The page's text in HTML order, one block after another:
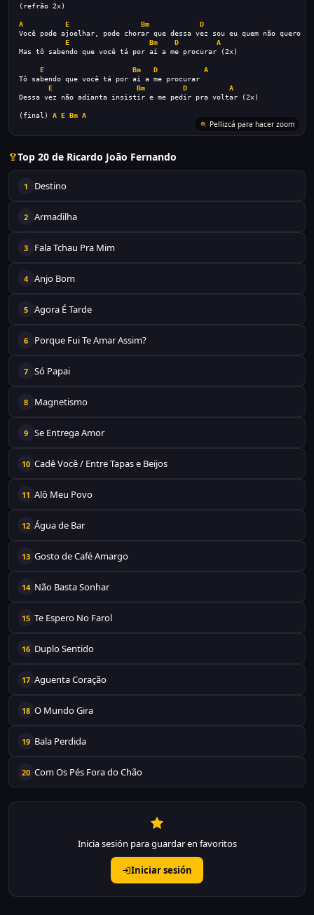
(refrão 2x)
A E Bm
D
Você pode ajoelhar, pode chorar que dessa vez sou eu quem não quero
E
Bm D
A
Mas tô sabendo que você tá por aí a me procurar (2x)
E Bm D
A
Tô sabendo que você tá por aí a me procurar
E
Bm D
A
Dessa vez não adianta insistir e me pedir pra voltar (2x)
(final) A E Bm A
Pellizcá para hacer zoom
Top 20 de Ricardo João Fernando
1 Destino
2 Armadilha
3 Fala Tchau Pra Mim
4 Anjo Bom
5 Agora É Tarde
6 Porque Fui Te Amar Assim?
7 Só Papai
8 Magnetismo
9 Se Entrega Amor
10 Cadê Você / Entre Tapas e Beijos
11 Alô Meu Povo
12 Água de Bar
13 Gosto de Café Amargo
14 Não Basta Sonhar
15 Te Espero No Farol
16 Duplo Sentido
17 Aguenta Coração
18 O Mundo Gira
19 Bala Perdida
20 Com Os Pés Fora do Chão
Inicia sesión para guardar en favoritos
Iniciar sesión